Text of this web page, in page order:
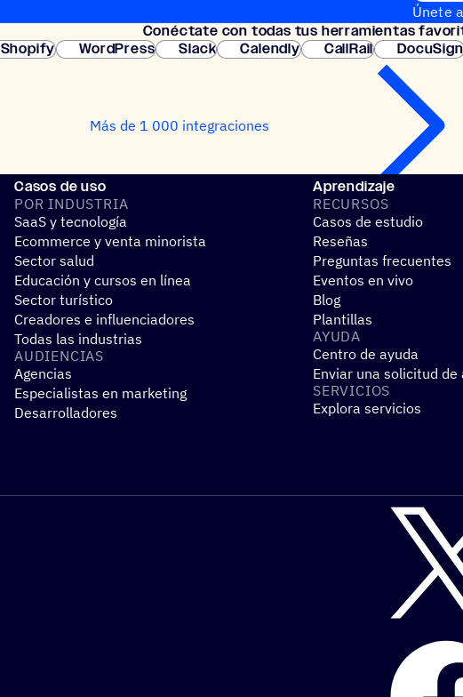
Únete
Conéc­tate con todas tus herramientas
Shopify WordPress Slack Calendly CallRail DocuSign
Más de 1 000 integraciones
Casos de uso
POR INDUS­TRIA
SaaS y tecnología
Ecommerce y venta minorista
Sector salud
Educación y cursos en línea
Sector turístico
Creadores e influenciadores
Todas las industrias
AUDIEN­CIAS
Agencias
Especialistas en marketing
Desarrolladores
Aprendizaje
RECUR­SOS
Casos de estudio
Reseñas
Preguntas frecuentes
Eventos en vivo
Blog
Plantillas
AYUDA
Centro de ayuda
Enviar una solicitud de
SERVI­CIOS
Explora servicios